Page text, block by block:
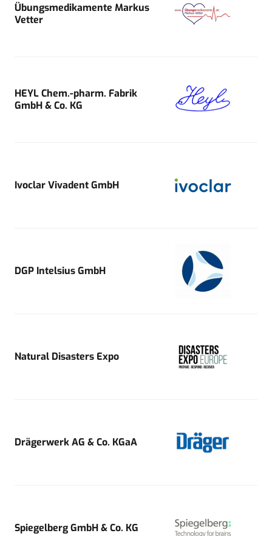
Übungsmedikamente Markus
Vetter
HEYL Chem.-pharm. Fabrik
GmbH & Co. KG
Ivoclar Vivadent GmbH
DGP Intelsius GmbH
Natural Disasters Expo
Drägerwerk AG & Co. KGaA
Spiegelberg GmbH & Co. KG